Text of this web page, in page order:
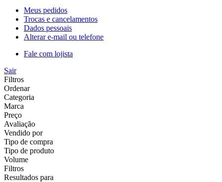
Meus pedidos
Trocas e cancelamentos
Dados pessoais
Alterar e-mail ou telefone
Fale com lojista
Sair
Filtros
Ordenar
Categoria
Marca
Preço
Avaliação
Vendido por
Tipo de compra
Tipo de produto
Volume
Filtros
Resultados para